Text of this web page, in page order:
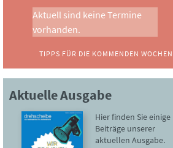
Aktuell sind keine Termine
vorhanden.
TIPPS FÜR DIE KOMMENDEN WOCHEN
Aktuelle Ausgabe
Hier finden Sie einige
Beiträge unserer
aktuellen Ausgabe.